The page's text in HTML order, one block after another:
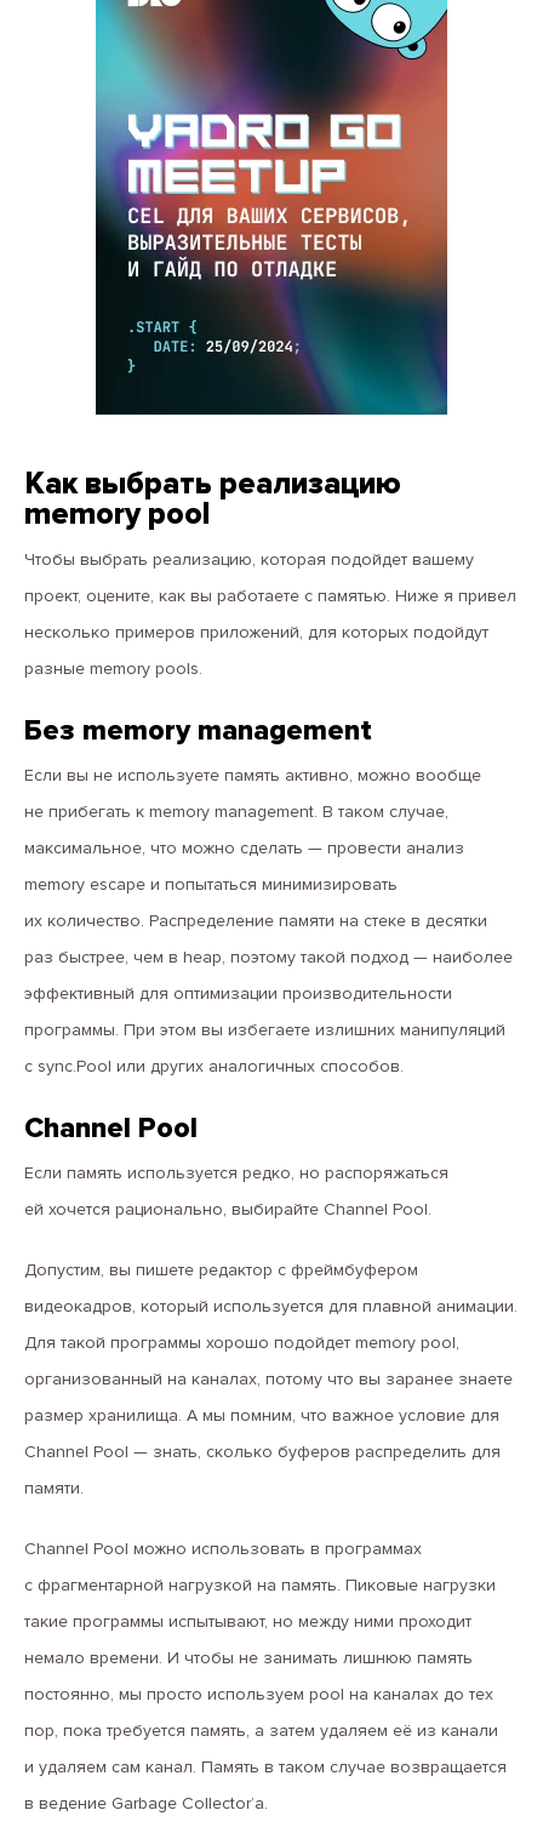
Как выбрать реализацию
memory pool
Чтобы выбрать реализацию, которая подойдет вашему
проект, оцените, как вы работаете с памятью. Ниже я привел
несколько примеров приложений, для которых подойдут
разные memory pools.
Без memory management
Если вы не используете память активно, можно вообще
не прибегать к memory management. В таком случае,
максимальное, что можно сделать — провести анализ
memory escape и попытаться минимизировать
их количество. Распределение памяти на стеке в десятки
раз быстрее, чем в heap, поэтому такой подход — наиболее
эффективный для оптимизации производительности
программы. При этом вы избегаете излишних манипуляций
с sync.Pool или других аналогичных способов.
Channel Pool
Если память используется редко, но распоряжаться
ей хочется рационально, выбирайте Channel Pool.
Допустим, вы пишете редактор с фреймбуфером
видеокадров, который используется для плавной анимации.
Для такой программы хорошо подойдет memory pool,
организованный на каналах, потому что вы заранее знаете
размер хранилища. А мы помним, что важное условие для
Channel Pool — знать, сколько буферов распределить для
памяти.
Channel Pool можно использовать в программах
с фрагментарной нагрузкой на память. Пиковые нагрузки
такие программы испытывают, но между ними проходит
немало времени. И чтобы не занимать лишнюю память
постоянно, мы просто используем pool на каналах до тех
пор, пока требуется память, а затем удаляем её из канали
и удаляем сам канал. Память в таком случае возвращается
в ведение Garbage Collector’а.